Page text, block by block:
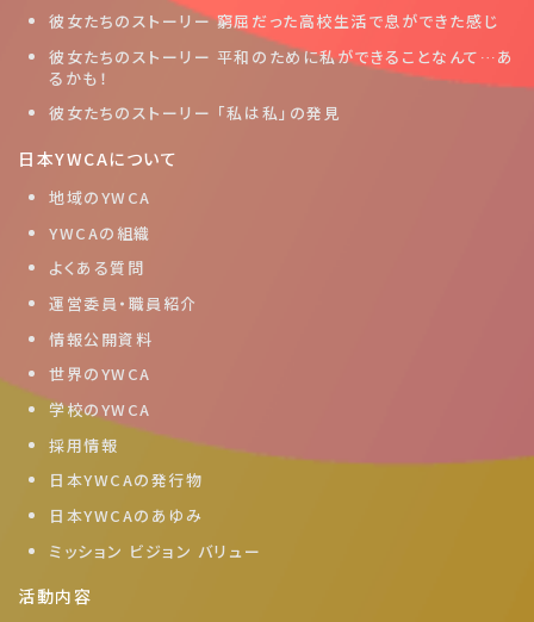
彼女たちのストーリー 窮屈だった高校生活で息ができた感じ
彼女たちのストーリー 平和のために私ができることなんて…あ
るかも！
彼女たちのストーリー 「私は私」の発見
日本YWCAについて
地域のYWCA
YWCAの組織
よくある質問
運営委員・職員紹介
情報公開資料
世界のYWCA
学校のYWCA
採用情報
日本YWCAの発行物
日本YWCAのあゆみ
ミッション ビジョン バリュー
活動内容